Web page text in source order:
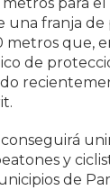
para el
una franja de
metros que,
de
y
de